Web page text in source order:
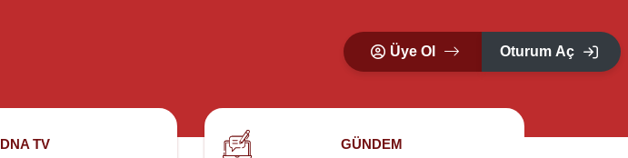
Üye Ol Oturum Aç
DNA TV GÜNDEM